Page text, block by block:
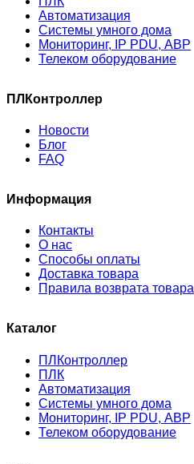
Автоматизация
Системы умного дома
Мониторинг, IP PDU, АВР
Телеком оборудование
ПЛКонтроллер
Новости
Блог
FAQ
Информация
Контакты
О нас
Способы оплаты
Доставка товара
Правила возврата товара
Каталог
ПЛКонтроллер
ПЛК
Автоматизация
Системы умного дома
Мониторинг, IP PDU, АВР
Телеком оборудование